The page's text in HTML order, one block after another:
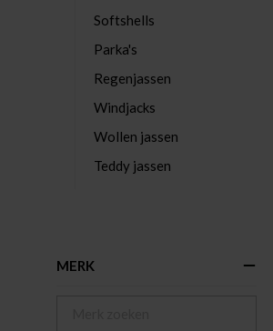
Softshells
Parka's
Regenjassen
Windjacks
Wollen jassen
Teddy jassen
MERK